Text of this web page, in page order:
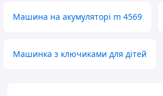
Машина на акумуляторі m 4569
Машинка з ключиками для дітей